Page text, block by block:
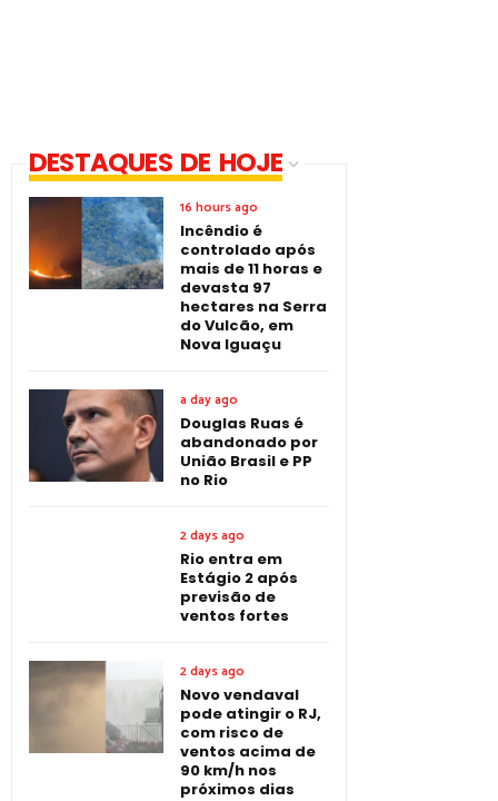
DESTAQUES DE HOJE
16 hours ago
Incêndio é
controlado após
mais de 11 horas e
devasta 97
hectares na Serra
do Vulcão, em
Nova Iguaçu
a day ago
Douglas Ruas é
abandonado por
União Brasil e PP
no Rio
2 days ago
Rio entra em
Estágio 2 após
previsão de
ventos fortes
2 days ago
Novo vendaval
pode atingir o RJ,
com risco de
ventos acima de
90 km/h nos
próximos dias